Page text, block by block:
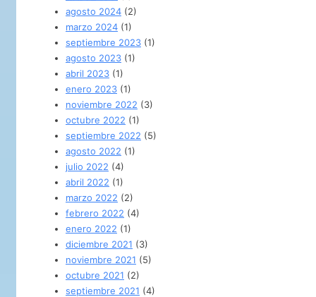
agosto 2024 (2)
marzo 2024 (1)
septiembre 2023 (1)
agosto 2023 (1)
abril 2023 (1)
enero 2023 (1)
noviembre 2022 (3)
octubre 2022 (1)
septiembre 2022 (5)
agosto 2022 (1)
julio 2022 (4)
abril 2022 (1)
marzo 2022 (2)
febrero 2022 (4)
enero 2022 (1)
diciembre 2021 (3)
noviembre 2021 (5)
octubre 2021 (2)
septiembre 2021 (4)